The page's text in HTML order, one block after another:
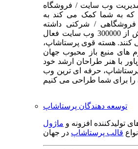
وب سایت / فروشگاه
که به شما کمک می کند به
/ شرکتی داشته
باشید. در حال حاضر بیش از 300000 وب سایت فعال
کنند. هسته قوی پرستاشاپ،
های منبع باز محبوب جهان
با هنر طراحان ارشد خود
حرفه ای ترین وب
توسعه دهندگان پرستاشاپ
افزونه و ماژول
قالب پرستاشاپ در جهان